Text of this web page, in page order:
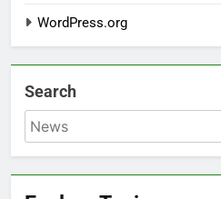
WordPress.org
Search